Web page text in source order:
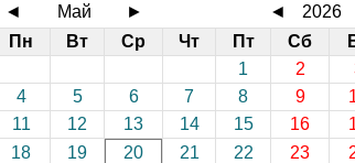
◄ Май ► ◄
2026
Пн
Вт Ср Чт Пт Сб
1
2
4
5 6 7 8 9
11
12 13 14 15 16
18
19 20 21 22 23